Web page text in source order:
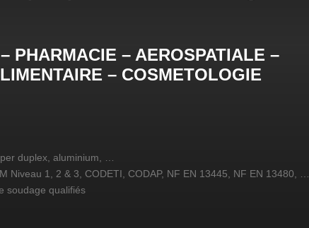
PHARMACIE – AEROSPATIALE –
– COSMETOLOGIE
duplex, aluminium, …
Niveau 1, 2 & 3, CODETI, CODAP, NF EN 13445, NF EN 13480, …
soudage qualifiés